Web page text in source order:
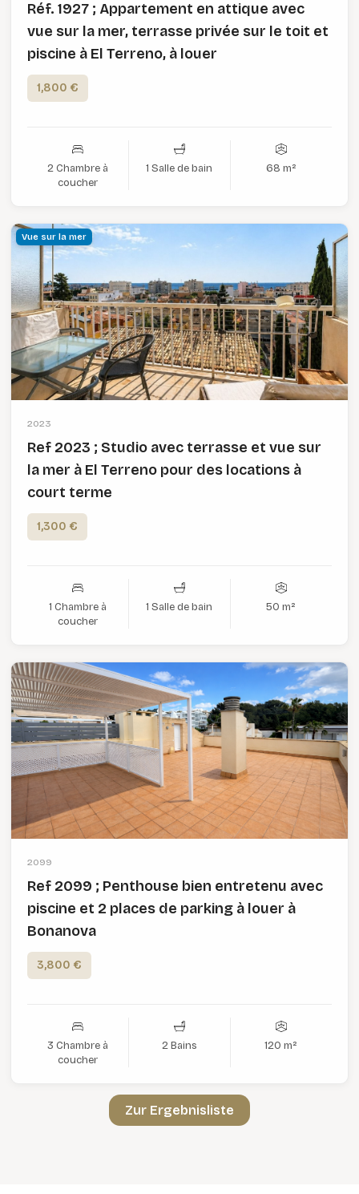
Réf. 1927 ; Appartement en attique avec
vue sur la mer, terrasse privée sur le toit et
piscine à El Terreno, à louer
1,800 €
2 Chambre à
coucher
1 Salle de bain 68 m²
Vue sur la mer
2023
Ref 2023 ; Studio avec terrasse et vue sur
la mer à El Terreno pour des locations à
court terme
1,300 €
1 Chambre à
coucher
1 Salle de bain 50 m²
2099
Ref 2099 ; Penthouse bien entretenu avec
piscine et 2 places de parking à louer à
Bonanova
3,800 €
3 Chambre à
coucher
2 Bains 120 m²
Zur Ergebnisliste